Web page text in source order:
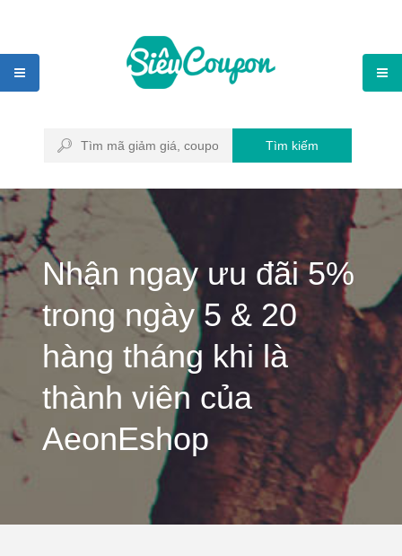
Tìm kiếm
Nhận ngay ưu đãi 5%
trong ngày 5 & 20
hàng tháng khi là
thành viên của
AeonEshop